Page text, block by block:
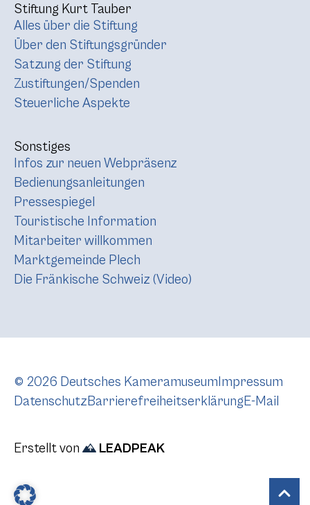
Stiftung Kurt Tauber
Alles über die Stiftung
Über den Stiftungsgründer
Satzung der Stiftung
Zustiftungen/Spenden
Steuerliche Aspekte
Sonstiges
Infos zur neuen Webpräsenz
Bedienungsanleitungen
Pressespiegel
Touristische Information
Mitarbeiter willkommen
Marktgemeinde Plech
Die Fränkische Schweiz (Video)
© 2026 Deutsches Kameramuseum Impressum
DatenschutzBarrierefreiheitserklärungE-Mail
Erstellt von LEADPEAK